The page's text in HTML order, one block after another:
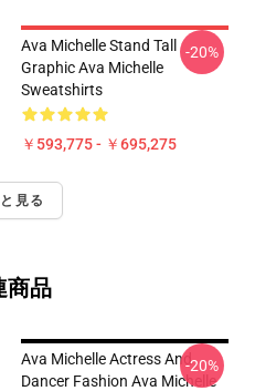
Ava Michelle Stand Tall
Graphic Ava Michelle
Sweatshirts
￥593,775 - ￥695,275
-20%
見る
商品
Ava Michelle Actress And
Dancer Fashion Ava Michelle
-20%